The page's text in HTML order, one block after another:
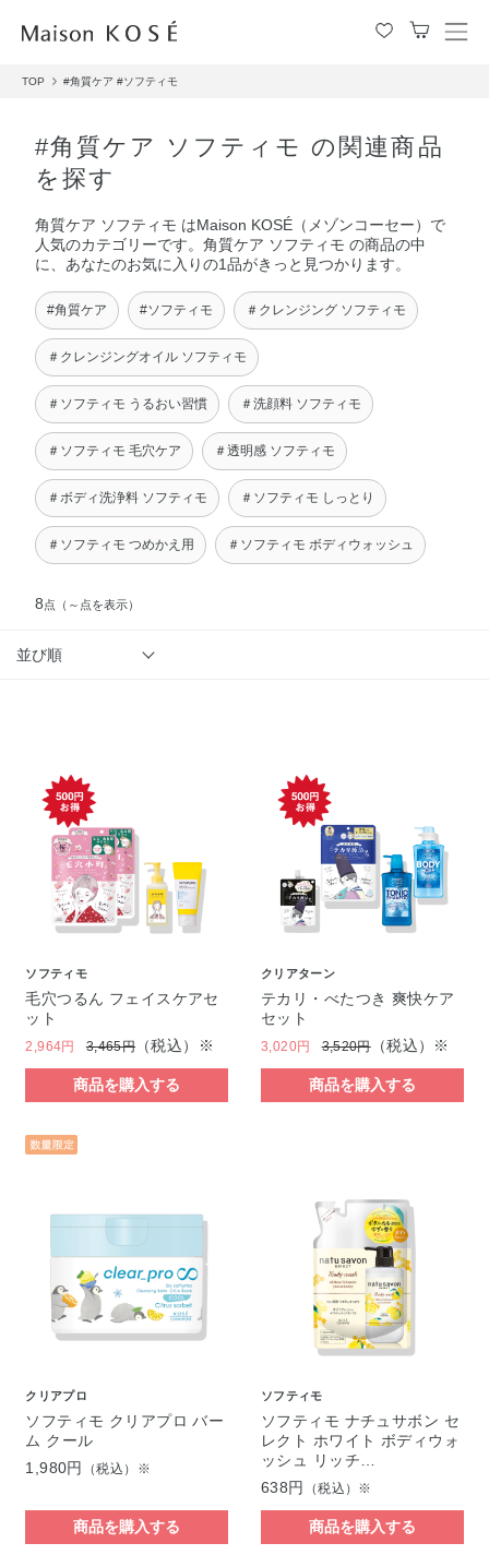
メ
TOP #角質ケア #ソフティモ
#角質ケア ソフティモ の関連商品
を探す
角質ケア ソフティモ はMaison KOSÉ（メゾンコーセー）で
人気のカテゴリーです。角質ケア ソフティモ の商品の中
に、あなたのお気に入りの1品がきっと見つかります。
#角質ケア #ソフティモ ＃クレンジング ソフティモ
＃クレンジングオイル ソフティモ
＃ソフティモ うるおい習慣 ＃洗顔料 ソフティモ
＃ソフティモ 毛穴ケア ＃透明感 ソフティモ
＃ボディ洗浄料 ソフティモ ＃ソフティモ しっとり
＃ソフティモ つめかえ用 ＃ソフティモ ボディウォッシュ
8点 （～点を表示）
並び順
ソフティモ
毛穴つるん フェイスケアセ
ット
2,964円 3,465円 （税込）※
商品を購入する
クリアターン
テカリ・べたつき 爽快ケア
セット
3,020円 3,520円（税込）※
商品を購入する
クリアプロ
ソフティモ クリアプロ バー
ム クール
1,980円
（税込）※
商品を購入する
ソフティモ
ソフティモ ナチュサボン セ
レクト ホワイト ボディウォ
ッシュ リッチ…
638円
（税込）※
商品を購入する